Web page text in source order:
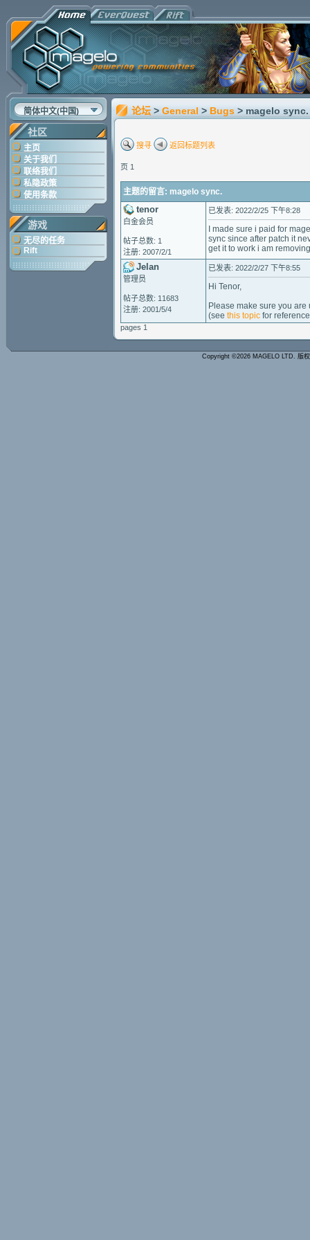
简体中文(中国)
社区
主页
关于我们
联络我们
私隐政策
使用条款
游戏
无尽的任务
Rift
论坛 > General > Bugs > magelo sync.
搜寻 返回标题列表
页 1
主题的留言: magelo sync.
tenor
白金会员
帖子总数: 1
注册: 2007/2/1
已发表: 2022/2/25 下午8:28
I made sure i paid for
sync since after patch it
get it to work i am
Jelan
管理员
帖子总数: 11683
注册: 2001/5/4
已发表: 2022/2/27 下午8:55
Hi Tenor,
Please make sure you
(see this topic for
pages 1
Copyright ©2026 MAGELO LTD. 版